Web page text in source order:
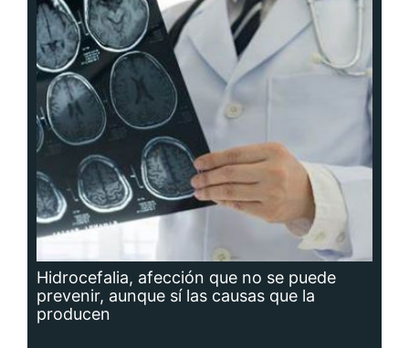
Hidrocefalia, afección que no se puede
prevenir, aunque sí las causas que la
producen